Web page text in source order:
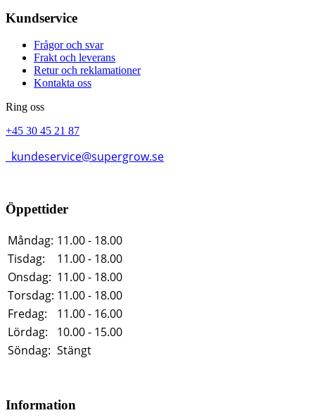
Kundservice
Frågor och svar
Frakt och leverans
Retur och reklamationer
Kontakta oss
Ring oss
+45 30 45 21 87
kundeservice@supergrow.se
Öppettider
Måndag: 11.00 - 18.00
Tisdag:
11.00 - 18.00
Onsdag: 11.00 - 18.00
Torsdag: 11.00 - 18.00
Fredag:
11.00 - 16.00
Lördag:
10.00 - 15.00
Söndag: Stängt
Information